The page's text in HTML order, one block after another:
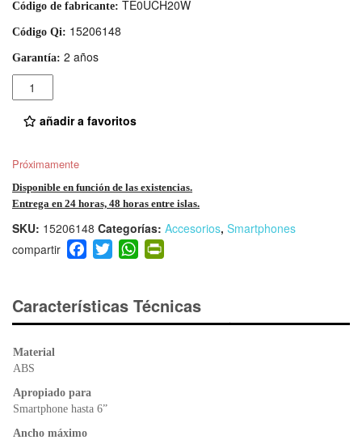
Código de fabricante: TE0UCH20W
Código Qi: 15206148
Garantía: 2 años
Cantidad
añadir a favoritos
Próximamente
Disponible en función de las existencias.
Entrega en 24 horas, 48 horas entre islas.
SKU: 15206148 Categorías: Accesorios, Smartphones
F
a
e
b
k
T
wi
er
W
h
s
A
ri
e
Características Técnicas
Material
ABS
Apropiado para
Smartphone hasta 6”
Ancho máximo